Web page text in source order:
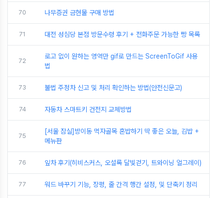
70 나무증권 금현물 구매 방법
71 대전 성심당 본점 방문수령 후기 + 전화주문 가능한 빵 목록
72
로고 없이 원하는 영역만 gif로 만드는 ScreenToGif 사용
법
73 불법 주정차 신고 및 처리 확인하는 방법(안전신문고)
74 자동차 스마트키 건전지 교체방법
75
[서울 잠실]방이동 먹자골목 혼밥하기 딱 좋은 오늘, 김밥 +
메뉴판
76 잎차 후기(히비스커스, 오설록 달빛걷기, 트와이닝 얼그레이)
77 워드 바꾸기 기능, 장평, 줄 간격 행간 설정, 및 단축키 정리